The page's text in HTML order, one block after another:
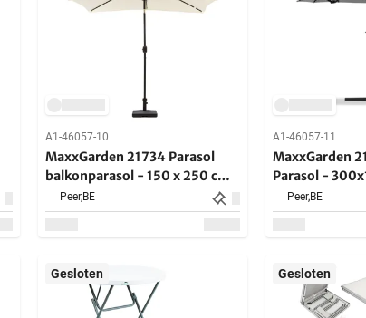
A1-46057-10
MaxxGarden 21734 Parasol
balkonparasol - 150 x 250 cm
creme
Peer,BE
A1-46057-11
MaxxGarden
Parasol -
Peer,BE
Gesloten Gesloten